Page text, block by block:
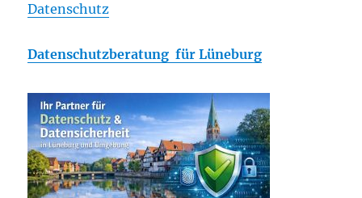
Datenschutz
Datenschutzberatung für Lüneburg